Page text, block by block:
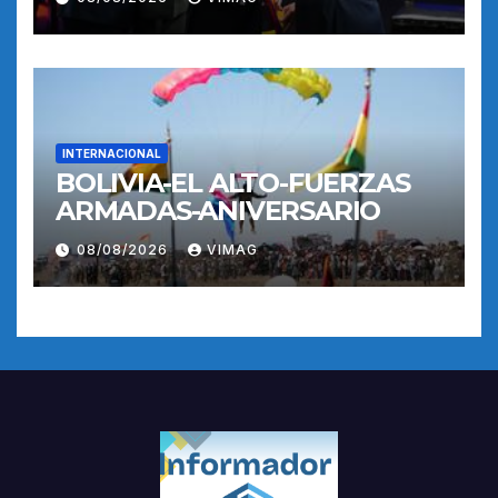
INTERNACIONAL
BOLIVIA-EL ALTO-FUERZAS
ARMADAS-ANIVERSARIO
08/08/2026 VIMAG